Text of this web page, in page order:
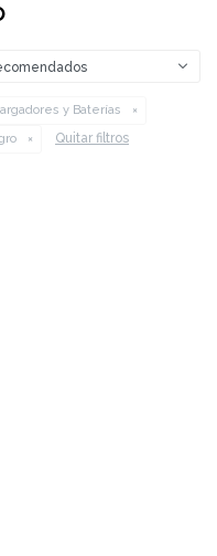
y Baterías
Quitar filtros